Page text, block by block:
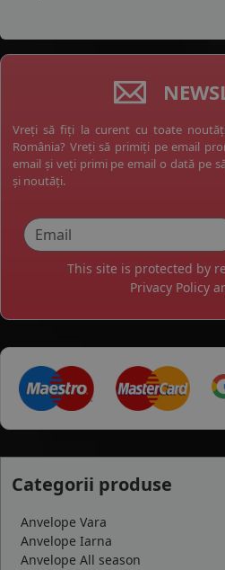
Vreți să fiți la curent cu toate
România? Vreți să primiți pe email
email și veți primi pe email o dată pe
și noutăți.
This site is protected by
Privacy Policy
Categorii produse
Anvelope Vara
Anvelope Iarna
Anvelope All season